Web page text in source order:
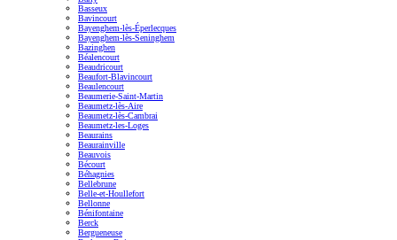
Basseux
Bavincourt
Bayenghem-lès-Éperlecques
Bayenghem-lès-Seninghem
Bazinghen
Béalencourt
Beaudricourt
Beaufort-Blavincourt
Beaulencourt
Beaumerie-Saint-Martin
Beaumetz-lès-Aire
Beaumetz-lès-Cambrai
Beaumetz-les-Loges
Beaurains
Beaurainville
Beauvois
Bécourt
Béhagnies
Bellebrune
Belle-et-Houllefort
Bellonne
Bénifontaine
Berck
Bergueneuse